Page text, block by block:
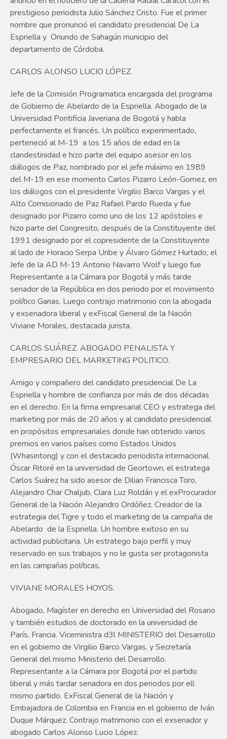
prestigioso periodista Julio Sánchez Cristo. Fue el primer
nombre que pronunció el candidato presidencial De La
Espriella y Oriundo de Sahagún municipio del
departamento de Córdoba.
CARLOS ALONSO LUCIO LÓPEZ.
Jefe de la Comisión Programatica encargada del programa
de Gobierno de Abelardo de la Espriella. Abogado de la
Universidad Pontificia Javeriana de Bogotá y habla
perfectamente el francés. Un político experimentado,
perteneció al M-19 a los 15 años de edad en la
clandestinidad e hizo parte del equipo asesor en los
diálogos de Paz, nombrado por el jefe máximo en 1989
del M-19 en ese momento Carlos Pizarro León-Gomez, en
los diálogos con el presidente Virgilio Barco Vargas y el
Alto Comisionado de Paz Rafael Pardo Rueda y fue
designado por Pizarro como uno de los 12 apóstoles e
hizo parte del Congresito, después de la Constituyente del
1991 designado por el copresidente de la Constituyente
al lado de Horacio Serpa Uribe y Álvaro Gómez Hurtado, el
Jefe de la AD M-19 Antonio Navarro Wolf y luego fue
Representante a la Cámara por Bogotá y más tarde
senador de la República en dos periodo por el movimiento
político Ganas. Luego contrajo matrimonio con la abogada
y exsenadora liberal y exFiscal General de la Nación
Viviane Morales, destacada jurista.
CARLOS SUÁREZ. ABOGADO PENALISTA Y
EMPRESARIO DEL MARKETING POLITICO.
Amigo y compañero del candidato presidencial De La
Espriella y hombre de confianza por más de dos décadas
en el derecho. En la firma empresarial CEO y estratega del
marketing por más de 20 años y al candidato presidencial
en propósitos empresariales donde han obtenido varios
premios en varios países como Estados Unidos
(Whasintong) y con el destacado periodista internacional
Óscar Ritoré en la universidad de Geortown, el estratega
Carlos Suárez ha sido asesor de Dilian Francisca Toro,
Alejandro Char Chaljub, Clara Luz Roldán y el exProcurador
General de la Nación Alejandro Ordóñez. Creador de la
estrategia del Tigre y todo el marketing de la campaña de
Abelardo de la Espriella. Un hombre exitoso en su
actividad publicitaria. Un estratego bajo perfil y muy
reservado en sus trabajos y no le gusta ser protagonista
en las campañas políticas.
VIVIANE MORALES HOYOS.
Abogado, Magíster en derecho en Universidad del Rosario
y también estudios de doctorado en la universidad de
París, Francia. Viceministra d3l MINISTERIO del Desarrollo
en el gobierno de Virgilio Barco Vargas, y Secretaría
General del mismo Ministerio del Desarrollo.
Representante a la Cámara por Bogotá por el partido
liberal y más tardar senadora en dos periodos por ell
mismo partido. ExFiscal General de la Nación y
Embajadora de Colombia en Francia en el gobierno de Iván
Duque Márquez. Contrajo matrimonio con el exsenador y
abogado Carlos Alonso Lucio López.